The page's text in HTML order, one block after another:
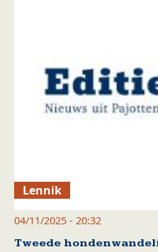
Lennik
04/11/2025 - 20:32
Tweede